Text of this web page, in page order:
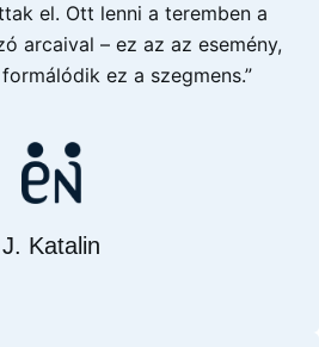
el. Ott lenni a teremben a
arcaival – ez az az esemény,
ez a szegmens.”
J. Katalin